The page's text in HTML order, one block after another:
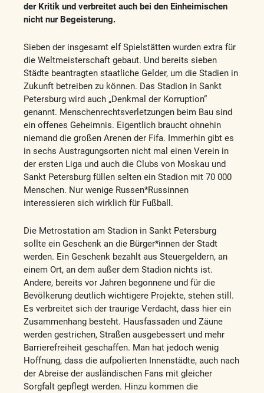
der Kritik und verbreitet auch bei den Einheimischen
nicht nur Begeisterung.
Sieben der insgesamt elf Spielstätten wurden extra für
die Weltmeisterschaft gebaut. Und bereits sieben
Städte beantragten staatliche Gelder, um die Stadien in
Zukunft betreiben zu können. Das Stadion in Sankt
Petersburg wird auch „Denkmal der Korruption“
genannt. Menschenrechtsverletzungen beim Bau sind
ein offenes Geheimnis. Eigentlich braucht ohnehin
niemand die großen Arenen der Fifa. Immerhin gibt es
in sechs Austragungsorten nicht mal einen Verein in
der ersten Liga und auch die Clubs von Moskau und
Sankt Petersburg füllen selten ein Stadion mit 70 000
Menschen. Nur wenige Russen*Russinnen
interessieren sich wirklich für Fußball.
Die Metrostation am Stadion in Sankt Petersburg
sollte ein Geschenk an die Bürger*innen der Stadt
werden. Ein Geschenk bezahlt aus Steuergeldern, an
einem Ort, an dem außer dem Stadion nichts ist.
Andere, bereits vor Jahren begonnene und für die
Bevölkerung deutlich wichtigere Projekte, stehen still.
Es verbreitet sich der traurige Verdacht, dass hier ein
Zusammenhang besteht. Hausfassaden und Zäune
werden gestrichen, Straßen ausgebessert und mehr
Barrierefreiheit geschaffen. Man hat jedoch wenig
Hoffnung, dass die aufpolierten Innenstädte, auch nach
der Abreise der ausländischen Fans mit gleicher
Sorgfalt gepflegt werden. Hinzu kommen die